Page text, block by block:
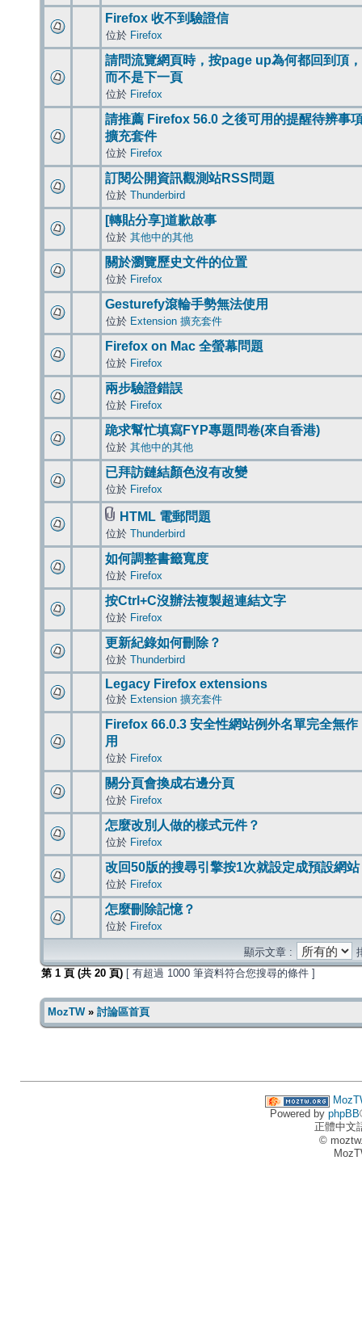
Firefox 收不到驗證信
位於 Firefox
請問流覽網頁時，按page up為何都回到頂，
而不是下一頁
位於 Firefox
請推薦 Firefox 56.0 之後可用的提醒待辨事
擴充套件
位於 Firefox
訂閱公開資訊觀測站RSS問題
位於 Thunderbird
[轉貼分享]道歉啟事
位於 其他中的其他
關於瀏覽歷史文件的位置
位於 Firefox
Gesturefy滾輪手勢無法使用
位於 Extension 擴充套件
Firefox on Mac 全螢幕問題
位於 Firefox
兩步驗證錯誤
位於 Firefox
跪求幫忙填寫FYP專題問卷(來自香港)
位於 其他中的其他
已拜訪鏈結顏色沒有改變
位於 Firefox
HTML 電郵問題
位於 Thunderbird
如何調整書籤寬度
位於 Firefox
按Ctrl+C沒辦法複製超連結文字
位於 Firefox
更新紀錄如何刪除？
位於 Thunderbird
Legacy Firefox extensions
位於 Extension 擴充套件
Firefox 66.0.3 安全性網站例外名單完全無作
用
位於 Firefox
關分頁會換成右邊分頁
位於 Firefox
怎麼改別人做的樣式元件？
位於 Firefox
改回50版的搜尋引擎按1次就設定成預設網站
位於 Firefox
怎麼刪除記憶？
位於 Firefox
顯示文章 :
第 1 頁 (共 20 頁) [ 有超過 1000 筆資料符合您搜尋的條件 ]
MozTW» 討論區首頁
Powered by phpBB
正體中文
©